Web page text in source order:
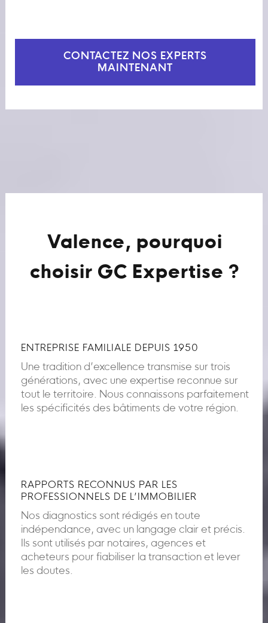
CONTACTEZ NOS EXPERTS
MAINTENANT
Valence, pourquoi
choisir GC Expertise ?
ENTREPRISE FAMILIALE DEPUIS 1950
Une tradition d’excellence transmise sur trois
générations, avec une expertise reconnue sur
tout le territoire. Nous connaissons parfaitement
les spécificités des bâtiments de votre région.
RAPPORTS RECONNUS PAR LES
PROFESSIONNELS DE L’IMMOBILIER
Nos diagnostics sont rédigés en toute
indépendance, avec un langage clair et précis.
Ils sont utilisés par notaires, agences et
acheteurs pour fiabiliser la transaction et lever
les doutes.